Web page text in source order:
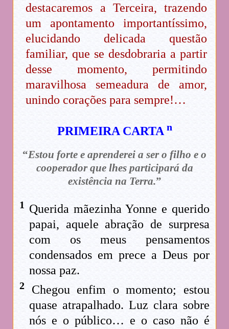
destacaremos a Terceira, trazendo
um apontamento importantíssimo,
elucidando delicada questão
familiar, que se desdobraria a partir
desse momento, permitindo
maravilhosa semeadura de amor,
unindo corações para sempre!…
PRIMEIRA CARTA n
“Estou forte e aprenderei a ser o filho e o
cooperador que lhes participará da
existência na Terra.”
1 Querida mãezinha Yonne e querido
papai, aquele abração de surpresa
com os meus pensamentos
condensados em prece a Deus por
nossa paz.
2 Chegou enfim o momento; estou
quase atrapalhado. Luz clara sobre
nós e o público… e o caso não é